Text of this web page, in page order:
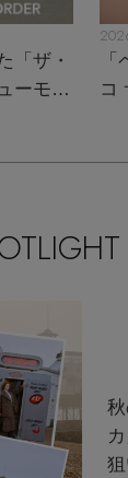
「ザ・
ーモダ
コ